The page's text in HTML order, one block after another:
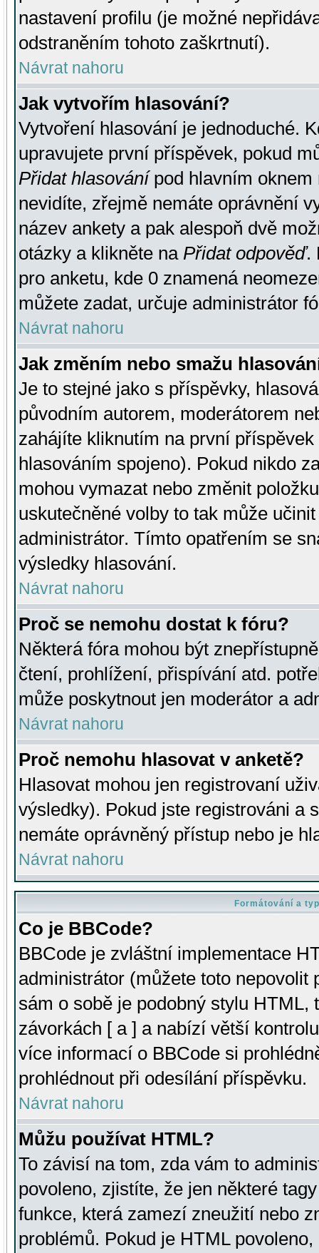
nastavení profilu (je možné
odstraněním tohoto zaškrtnutí).
Návrat nahoru
Jak vytvořím hlasování?
Vytvoření hlasování je jednoduché.
upravujete první příspěvek, pokud
Přidat hlasovánípod hlavním oknem
nevidíte, zřejmě nemáte oprávnění
název ankety a pak alespoň dvě
otázky a klikněte na Přidat odpověď.
pro anketu, kde 0 znamená
můžete zadat, určuje administrátor
Návrat nahoru
Jak změním nebo smažu
Je to stejné jako s příspěvky,
původním autorem, moderátorem
zahájíte kliknutím na první
hlasováním spojeno). Pokud nikdo
mohou vymazat nebo změnit
uskutečněné volby to tak může
administrátor. Tímto opatřením se
výsledky hlasování.
Návrat nahoru
Proč se nemohu dostat k fóru?
Některá fóra mohou být
čtení, prohlížení, přispívání atd.
může poskytnout jen moderátor a
Návrat nahoru
Proč nemohu hlasovat v anketě?
Hlasovat mohou jen registrovaní
výsledky). Pokud jste registrováni a
nemáte oprávněný přístup nebo je
Návrat nahoru
Formátování a
Co je BBCode?
BBCode je zvláštní implementace
administrátor (můžete toto
sám o sobě je podobný stylu HTML,
závorkách [ a ] a nabízí větší
více informací o BBCode si
prohlédnout při odesílání příspěvku.
Návrat nahoru
Můžu používat HTML?
To závisí na tom, zda vám to
povoleno, zjistíte, že jen některé
funkce, která zamezí zneužití nebo
problémů. Pokud je HTML